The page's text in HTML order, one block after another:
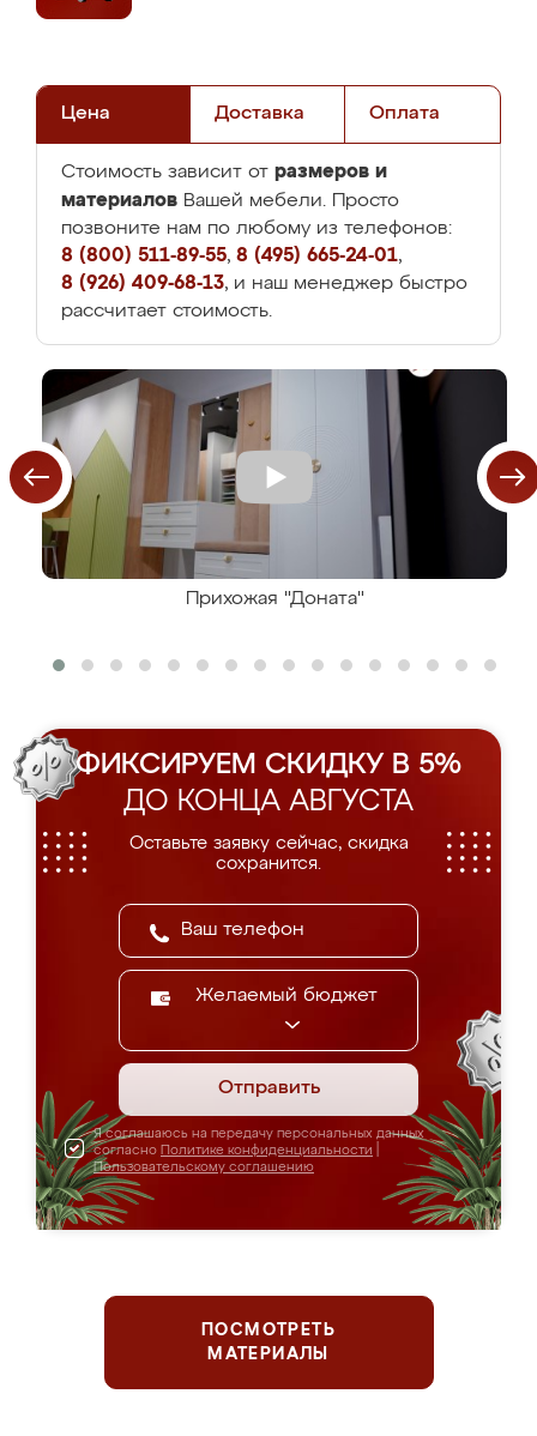
Цена Доставка Оплата
Стоимость зависит от размеров и
материалов Вашей мебели. Просто
позвоните нам по любому из телефонов:
8 (800) 511-89-55, 8 (495) 665-24-01,
8 (926) 409-68-13, и наш менеджер быстро
рассчитает стоимость.
Прихожая "Доната"
ФИКСИРУЕМ СКИДКУ В 5%
ДО КОНЦА АВГУСТА
Оставьте заявку сейчас, скидка
сохранится.
Желаемый бюджет
Отправить
Я соглашаюсь на передачу персональных данных
согласно Политике конфиденциальности
Пользовательскому соглашению
ПОСМОТРЕТЬ
МАТЕРИАЛЫ